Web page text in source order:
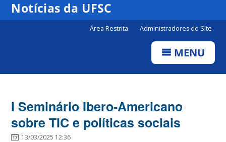
Notícias da UFSC
Área Restrita Administradores do Site
MENU
I Seminário Ibero-Americano
sobre TIC e políticas sociais
13/03/2025 12:36